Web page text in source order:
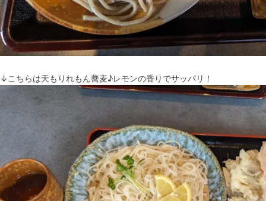
↓こちらは天もりれもん蕎麦♪レモンの香りでサッパリ！